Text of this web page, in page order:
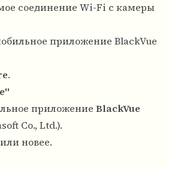
соединение Wi-Fi с камеры
приложение BlackVue
.
приложение BlackVue
Co., Ltd.).
новее.